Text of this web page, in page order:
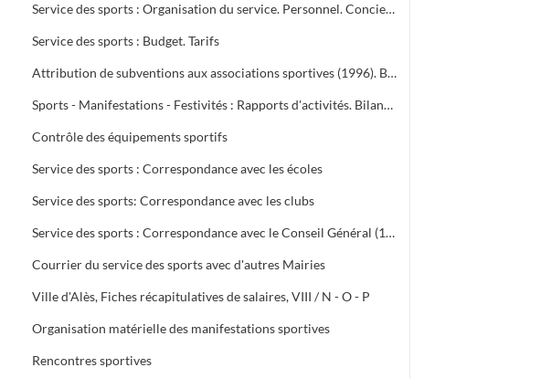
Service des sports : Organisation du service. Personnel. Concierges. Notes de service
Service des sports : Budget. Tarifs
Attribution de subventions aux associations sportives (1996). Bilans financiers des clubs (1995-1996)
Sports - Manifestations - Festivités : Rapports d'activités. Bilans financiers
Contrôle des équipements sportifs
Service des sports : Correspondance avec les écoles
Service des sports: Correspondance avec les clubs
Service des sports : Correspondance avec le Conseil Général (1996-1999), Conseil Régional (1996-2000), Préfecture du Gard (1995-1997), Direction Départementale jeunesse et sports (1995-2000)
Courrier du service des sports avec d'autres Mairies
Ville d'Alès, Fiches récapitulatives de salaires, VIII / N - O - P
Organisation matérielle des manifestations sportives
Rencontres sportives